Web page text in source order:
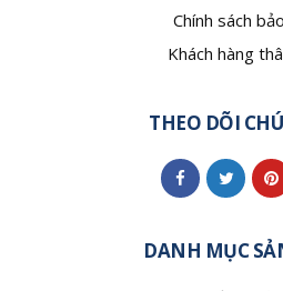
Chính sách
Khách hàng
THEO DÕI
DANH MỤC